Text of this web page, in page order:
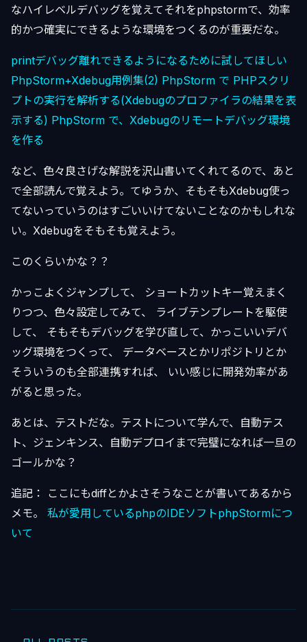
なハイレベルデバッグを覚えてそれをphpstormで、効率
的かつ確実にできるような環境をつくるのが重要だな。
printデバッグ離れできるようになるために試してほしい
PhpStorm+Xdebug用例集(2) PhpStorm で PHPスクリ
プトの実行を解析する(Xdebugのプロファイラの結果を表
示する) PhpStorm で、Xdebugのリモートデバッグ環境
を作る
など、色々良さげな解説を沢山書いてくれてるので、あと
で全部読んで覚えよう。てゆうか、そもそもXdebug使っ
てないっていうのはすごいいけてないことなのかもしれな
い。Xdebugをそもそも覚えよう。
このくらいかな？？
かっこよくジャンプして、 ショートカットキー覚えまく
りつつ、色々設定してみて、 ライブテンプレートを駆使
して、 そもそもデバッグを学び直して、かっこいいデバ
ッグ環境をつくって、 データベースとかリポジトリとか
そういうのも全部連携すれば、 いい感じに開発効率があ
がると思った。
あとは、テストだな。テストについて学んで、自動テス
ト、ジェンキンス、自動デプロイまで完璧になれば一旦の
ゴールかな？
追記： ここにもdiffとかよさそうなことが書いてあるから
メモ。 私が愛用しているphpのIDEソフトphpStormにつ
いて